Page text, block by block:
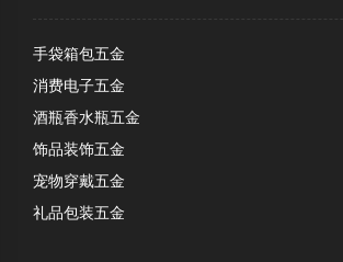
手袋箱包五金
消费电子五金
酒瓶香水瓶五金
饰品装饰五金
宠物穿戴五金
礼品包装五金